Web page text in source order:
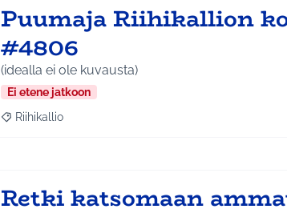
Puumaja Riihikallion
#4806
(idealla ei ole kuvausta)
Ei etene jatkoon
Rajaa tulokset teeman mukaan: Riihikallio
Riihikallio
Retki katsomaan